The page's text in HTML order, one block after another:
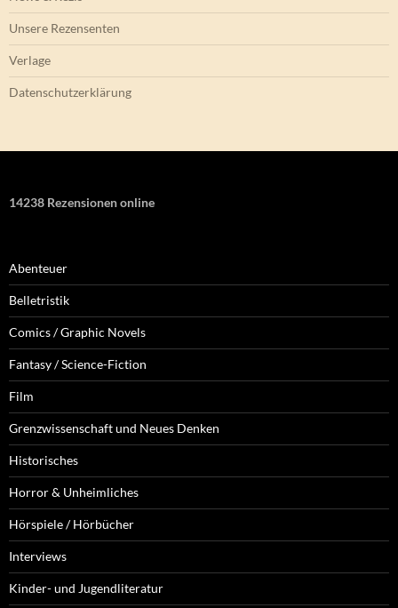
Unsere Rezensenten
Verlage
Datenschutzerklärung
14238 Rezensionen online
Abenteuer
Belletristik
Comics / Graphic Novels
Fantasy / Science-Fiction
Film
Grenzwissenschaft und Neues Denken
Historisches
Horror & Unheimliches
Hörspiele / Hörbücher
Interviews
Kinder- und Jugendliteratur